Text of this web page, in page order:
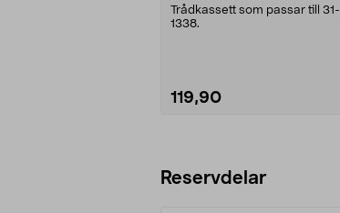
Trådkassett som passar till 31-
1338.
119,90
Reservdelar